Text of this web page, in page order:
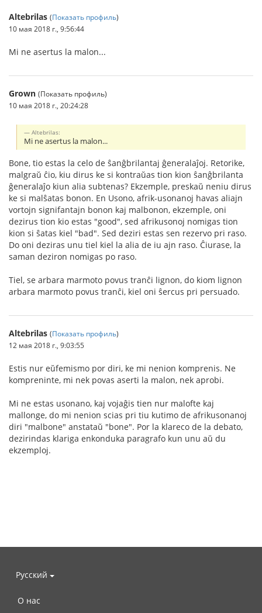
Altebrilas (Показать профиль)
10 мая 2018 г., 9:56:44
Mi ne asertus la malon...
Grown (Показать профиль)
10 мая 2018 г., 20:24:28
Altebrilas:
Mi ne asertus la malon...
Bone, tio estas la celo de ŝanĝbrilantaj ĝeneralaĵoj. Retorike,
malgraŭ ĉio, kiu dirus ke si kontraŭas tion kion ŝanĝbrilanta
ĝeneralaĵo kiun alia subtenas? Ekzemple, preskaŭ neniu dirus
ke si malŝatas bonon. En Usono, afrik-usonanoj havas aliajn
vortojn signifantajn bonon kaj malbonon, ekzemple, oni
dezirus tion kio estas "good", sed afrikusonoj nomigas tion
kion si ŝatas kiel "bad". Sed deziri estas sen rezervo pri raso.
Do oni deziras unu tiel kiel la alia de iu ajn raso. Ĉiurase, la
saman deziron nomigas po raso.
Tiel, se arbara marmoto povus tranĉi lignon, do kiom lignon
arbara marmoto povus tranĉi, kiel oni ŝercus pri persuado.
Altebrilas (Показать профиль)
12 мая 2018 г., 9:03:55
Estis nur eŭfemismo por diri, ke mi nenion komprenis. Ne
kompreninte, mi nek povas aserti la malon, nek aprobi.
Mi ne estas usonano, kaj vojaĝis tien nur malofte kaj
mallonge, do mi nenion scias pri tiu kutimo de afrikusonanoj
diri "malbone" anstataŭ "bone". Por la klareco de la debato,
dezirindas klariga enkonduka paragrafo kun unu aŭ du
ekzemploj.
Русский
О нас